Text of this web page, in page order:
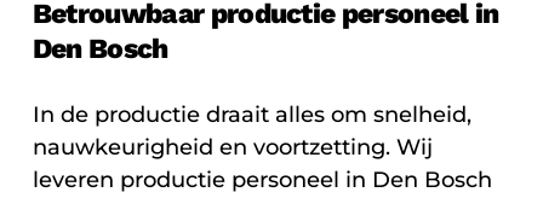
Betrouwbaar productie personeel in
Den Bosch
In de productie draait alles om snelheid,
nauwkeurigheid en voortzetting. Wij
leveren productie personeel in Den Bosch